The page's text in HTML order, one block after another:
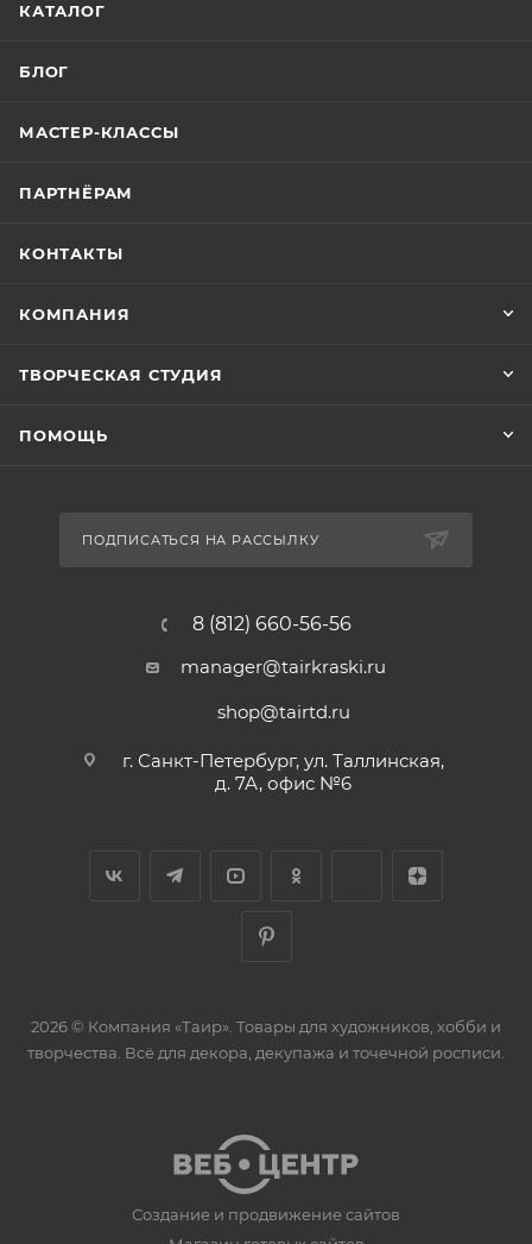
КАТАЛОГ
БЛОГ
МАСТЕР-КЛАССЫ
ПАРТНЁРАМ
КОНТАКТЫ
КОМПАНИЯ
ТВОРЧЕСКАЯ СТУДИЯ
ПОМОЩЬ
ПОДПИСАТЬСЯ НА РАССЫЛКУ
8 (812) 660-56-56
manager@tairkraski.ru
shop@tairtd.ru
г. Санкт-Петербург, ул. Таллинская,
д. 7А, офис №6
2026 © Компания «Таир». Товары для художников, хобби и
творчества. Всё для декора, декупажа и точечной росписи.
Создание и продвижение сайтов